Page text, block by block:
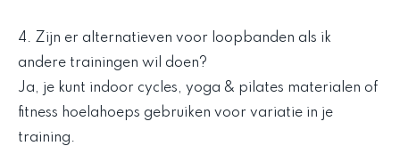
4. Zijn er alternatieven voor loopbanden als ik
andere trainingen wil doen?
Ja, je kunt indoor cycles, yoga & pilates materialen of
fitness hoelahoeps gebruiken voor variatie in je
training.